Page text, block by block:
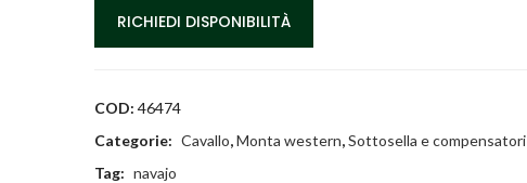
RICHIEDI DISPONIBILITÀ
COD: 46474
Categorie: Cavallo,Monta western,Sottosella e compensatori
Tag: navajo